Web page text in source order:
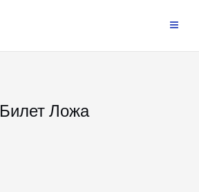
Билет Ложа